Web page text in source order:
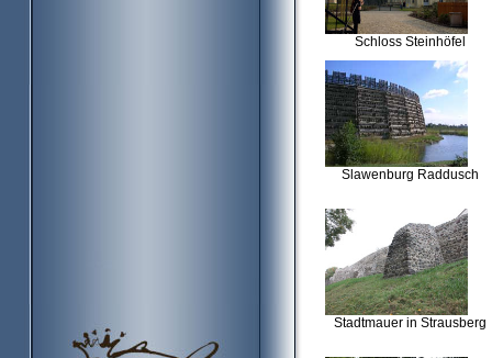
Schloss Steinhöfel
Slawenburg Raddusch
Stadtmauer in Strausberg